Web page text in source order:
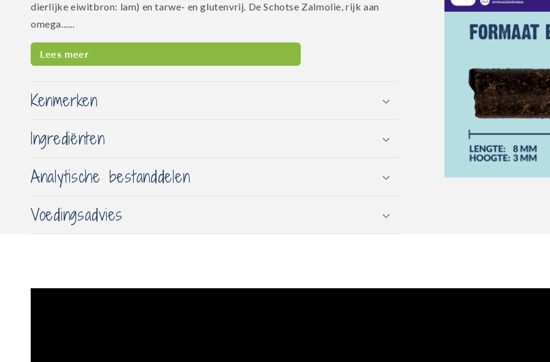
dierlijke eiwitbron: lam) en tarwe- en glutenvrij. De Schotse Zalmolie, rijk aan
omega......
Lees meer
Kenmerken
Ingrediënten
Analytische bestanddelen
Voedingsadvies